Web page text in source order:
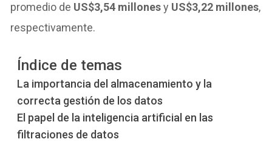
promedio de US$3,54 millonesy US$3,22 millones,
respectivamente.
Índice de temas
La importancia del almacenamiento y la
correcta gestión de los datos
El papel de la inteligencia artificial en las
filtraciones de datos